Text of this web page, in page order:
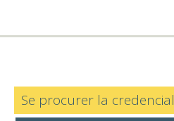
Se procurer la credencial